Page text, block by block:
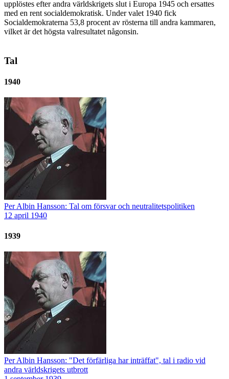
upplöstes efter andra världskrigets slut i Europa 1945 och ersattes
med en rent socialdemokratisk. Under valet 1940 fick
Socialdemokraterna 53,8 procent av rösterna till andra kammaren,
vilket är det högsta valresultatet någonsin.
Tal
1940
Per Albin Hansson: Tal om försvar och neutralitetspolitiken
12 april 1940
1939
Per Albin Hansson: "Det förfärliga har inträffat", tal i radio vid
andra världskrigets utbrott